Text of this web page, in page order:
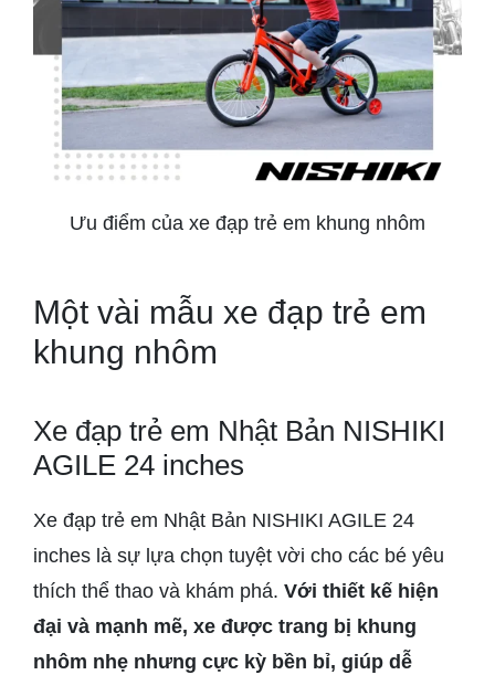
Ưu điểm của xe đạp trẻ em khung nhôm
Một vài mẫu xe đạp trẻ em
khung nhôm
Xe đạp trẻ em Nhật Bản NISHIKI
AGILE 24 inches
Xe đạp trẻ em Nhật Bản NISHIKI AGILE 24
inches là sự lựa chọn tuyệt vời cho các bé yêu
thích thể thao và khám phá. Với thiết kế hiện
đại và mạnh mẽ, xe được trang bị khung
nhôm nhẹ nhưng cực kỳ bền bỉ, giúp dễ